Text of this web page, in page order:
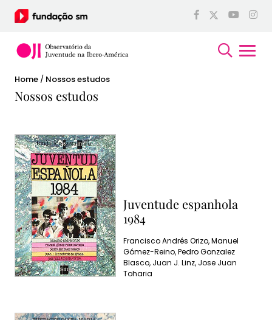
Home / Nossos estudos
Nossos estudos
Juventude espanhola
1984
Francisco Andrés Orizo, Manuel
Gómez-Reino, Pedro Gonzalez
Blasco, Juan J. Linz, Jose Juan
Toharia